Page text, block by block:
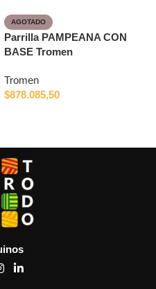
AGOTADO
Parrilla PAMPEANA CON
BASE Tromen
Tromen
$878.085,50